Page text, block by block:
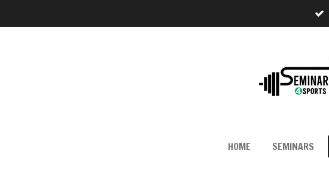
direct
HOME SEMINARS